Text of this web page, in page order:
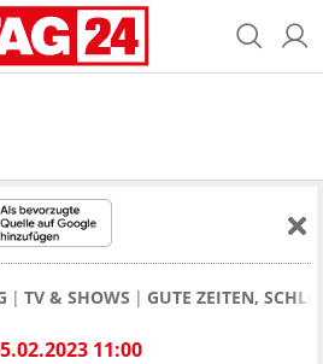
TV & SHOWS GUTE ZEITEN,
11:00